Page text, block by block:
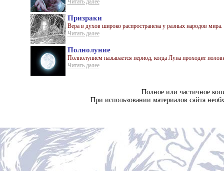
Читать далее
Призраки
Вера в духов широко распространена у разных народов
Читать далее
Полнолуние
Полнолунием называется период, когда Луна проходит
Читать далее
Полное или частичное
При использовании материалов сайта